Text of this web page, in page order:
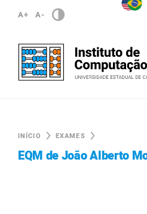
A+ A-
INÍCIO EXAMES
EQM de João Alberto